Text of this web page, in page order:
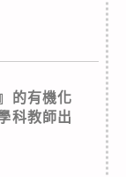
的有機化
科教師出